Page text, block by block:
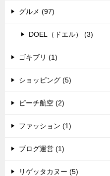
グルメ (97)
DOEL（ドエル） (3)
ゴキブリ (1)
ショッピング (5)
ピーチ航空 (2)
ファッション (1)
ブログ運営 (1)
リゲッタカヌー (5)